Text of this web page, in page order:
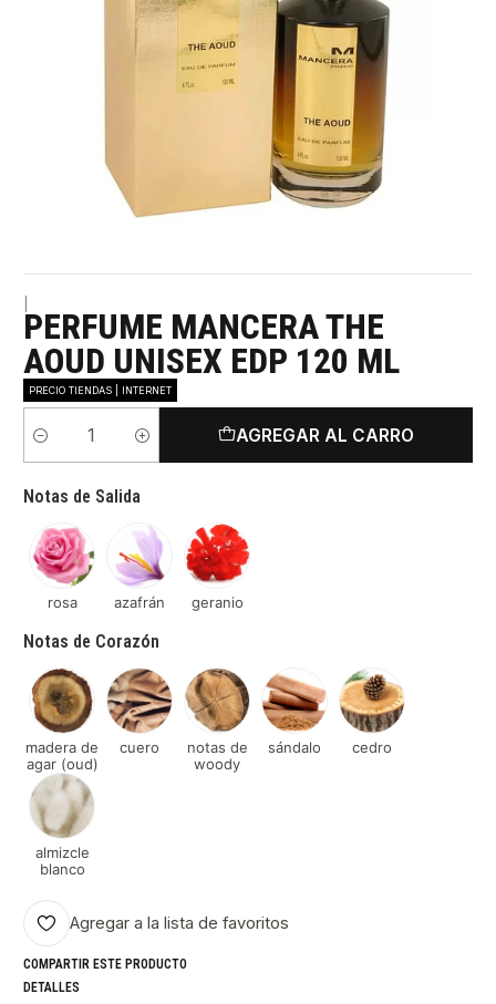
PERFUME MANCERA THE
AOUD UNISEX EDP 120 ML
PRECIO TIENDAS | INTERNET
Cantidad
AGREGAR AL CARRO
Notas de Salida
rosa azafrán geranio
Notas de Corazón
madera de
agar (oud)
cuero
notas de
woody
sándalo cedro
almizcle
blanco
Agregar a la lista de favoritos
COMPARTIR ESTE PRODUCTO
DETALLES